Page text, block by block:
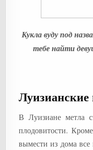
Кукла вуду под
тебе найти
В Луизиане метла
плодовитости.
вымести из дома